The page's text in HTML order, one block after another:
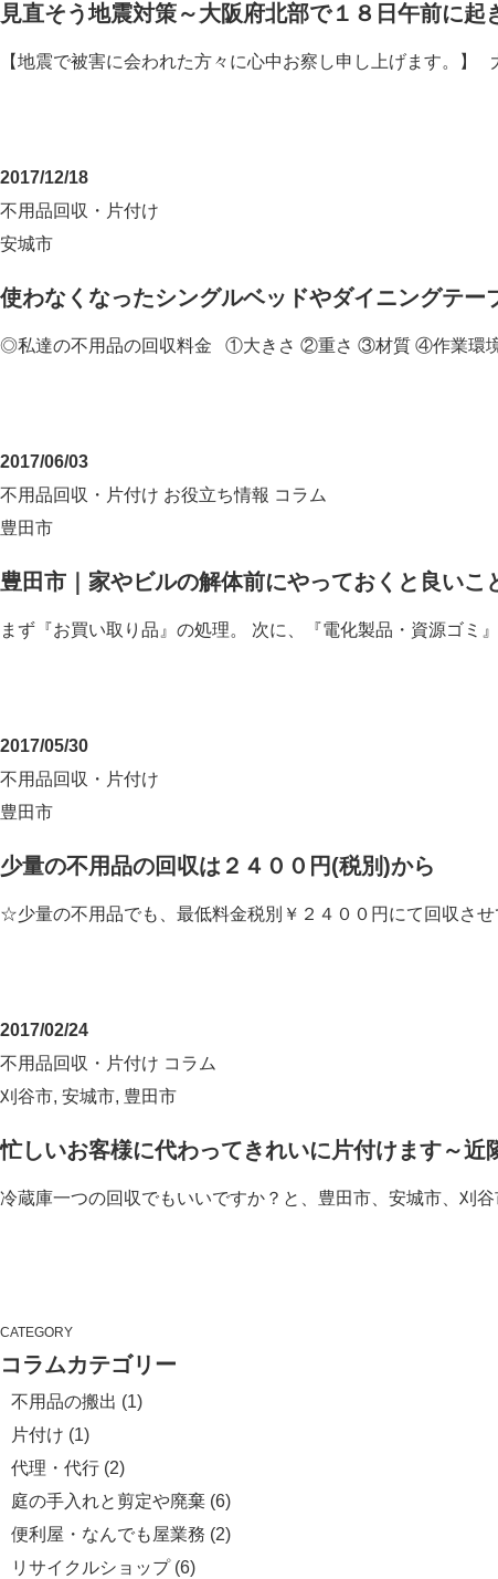
見直そう地震対策～大阪府北部で１８日午前に
【地震で被害に会われた方々に心中お察し申し上げます。
2017/12/18
不用品回収・片付け
安城市
使わなくなったシングルベッドやダイニングテ
◎私達の不用品の回収料金 ①大きさ ②重さ ③材質 ④作業環
2017/06/03
不用品回収・片付け お役立ち情報 コラム
豊田市
豊田市｜家やビルの解体前にやっておくと良いこ
まず『お買い取り品』の処理。 次に、『電化製品・資源ゴ
2017/05/30
不用品回収・片付け
豊田市
少量の不用品の回収は２４００円(税別)から
☆少量の不用品でも、最低料金税別￥２４００円にて回収
2017/02/24
不用品回収・片付け コラム
刈谷市, 安城市, 豊田市
忙しいお客様に代わってきれいに片付けます～
冷蔵庫一つの回収でもいいですか？と、豊田市、安城市、
CATEGORY
コラムカテゴリー
不用品の搬出 (1)
片付け (1)
代理・代行 (2)
庭の手入れと剪定や廃棄 (6)
便利屋・なんでも屋業務 (2)
リサイクルショップ(6)